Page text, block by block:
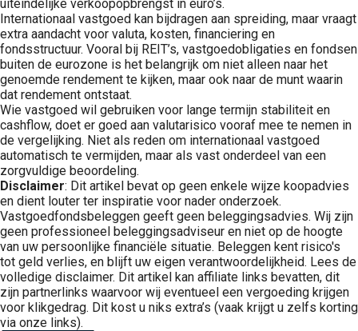
uiteindelijke verkoopopbrengst in euro’s.
Internationaal vastgoed kan bijdragen aan spreiding, maar vraagt
extra aandacht voor valuta, kosten, financiering en
fondsstructuur. Vooral bij REIT’s, vastgoedobligaties en fondsen
buiten de eurozone is het belangrijk om niet alleen naar het
genoemde rendement te kijken, maar ook naar de munt waarin
dat rendement ontstaat.
Wie vastgoed wil gebruiken voor lange termijn stabiliteit en
cashflow, doet er goed aan valutarisico vooraf mee te nemen in
de vergelijking. Niet als reden om internationaal vastgoed
automatisch te vermijden, maar als vast onderdeel van een
zorgvuldige beoordeling.
Disclaimer: Dit artikel bevat op geen enkele wijze koopadvies
en dient louter ter inspiratie voor nader onderzoek.
Vastgoedfondsbeleggen geeft geen beleggingsadvies. Wij zijn
geen professioneel beleggingsadviseur en niet op de hoogte
van uw persoonlijke financiële situatie. Beleggen kent risico's
tot geld verlies, en blijft uw eigen verantwoordelijkheid. Lees de
volledige disclaimer. Dit artikel kan affiliate links bevatten, dit
zijn partnerlinks waarvoor wij eventueel een vergoeding krijgen
voor klikgedrag. Dit kost u niks extra’s (vaak krijgt u zelfs korting
via onze links).